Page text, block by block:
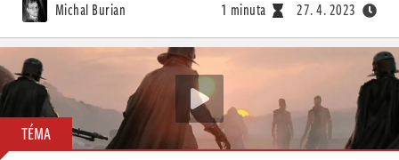
Michal Burian 1 minuta 27. 4. 2023
TÉMA